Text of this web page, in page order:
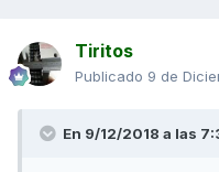
Tiritos
Publicado 9 de
En 9/12/2018 a las